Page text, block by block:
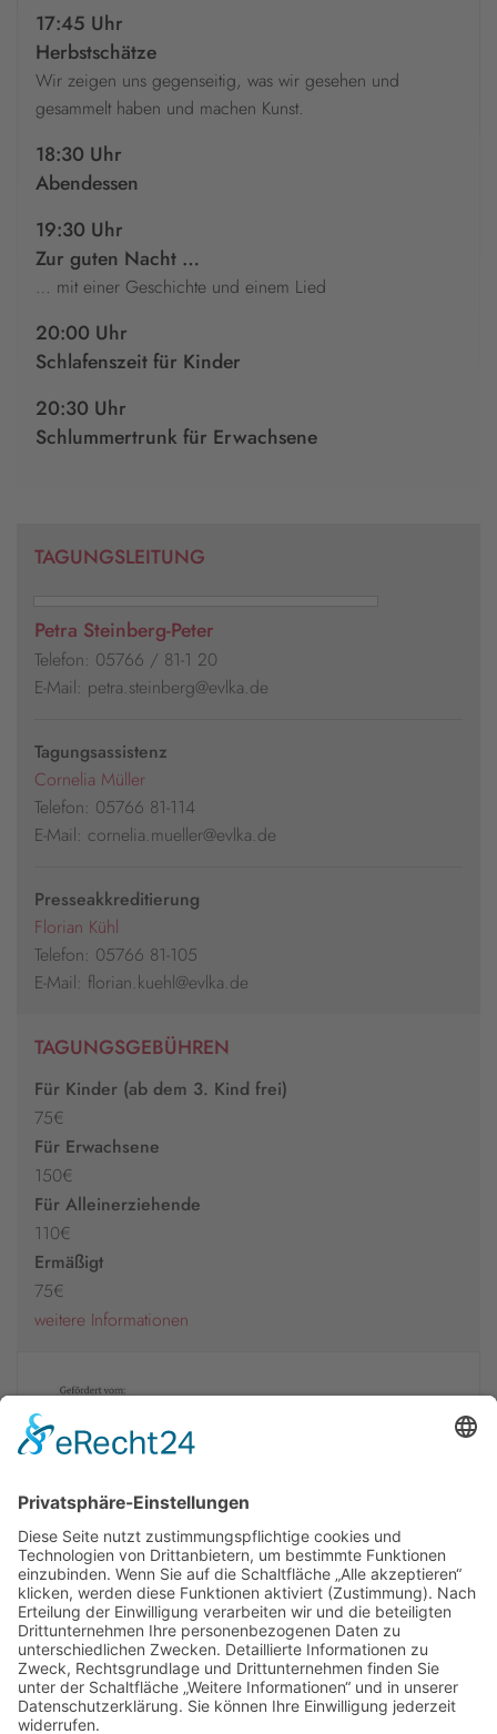
17:45 Uhr
Herbstschätze
Wir zeigen uns gegenseitig, was wir gesehen und
gesammelt haben und machen Kunst.
18:30 Uhr
Abendessen
19:30 Uhr
Zur guten Nacht …
… mit einer Geschichte und einem Lied
20:00 Uhr
Schlafenszeit für Kinder
20:30 Uhr
Schlummertrunk für Erwachsene
TAGUNGSLEITUNG
Petra Steinberg-Peter
Telefon: 05766 / 81-1 20
E-Mail: petra.steinberg@evlka.de
Tagungsassistenz
Cornelia Müller
Telefon: 05766 81-114
E-Mail: cornelia.mueller@evlka.de
Presseakkreditierung
Florian Kühl
Telefon: 05766 81-105
E-Mail: florian.kuehl@evlka.de
TAGUNGSGEBÜHREN
Für Kinder (ab dem 3. Kind frei)
75€
Für Erwachsene
150€
Für Alleinerziehende
110€
Ermäßigt
75€
weitere Informationen
Newsletter
Presse
Anfahrt
Partner
Schutzkonzept